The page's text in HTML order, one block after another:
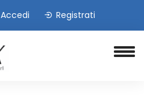
Accedi Registrati